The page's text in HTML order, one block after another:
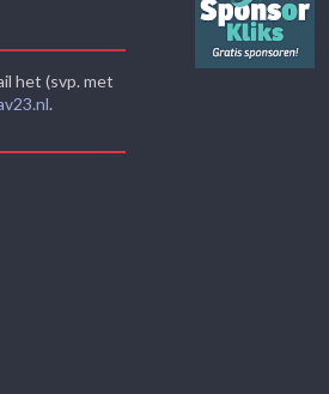
het (svp. met
.